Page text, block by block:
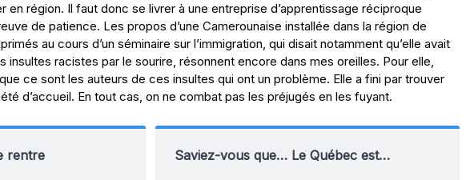
en région. Il faut donc se livrer à une entreprise d’apprentissage réciproque
de patience. Les propos d’une Camerounaise installée dans la région de
au cours d’un séminaire sur l’immigration, qui disait notamment qu’elle avait
insultes racistes par le sourire, résonnent encore dans mes oreilles. Pour elle,
ce sont les auteurs de ces insultes qui ont un problème. Elle a fini par trouver
d’accueil. En tout cas, on ne combat pas les préjugés en les fuyant.
rentre Saviez-vous que… Le Québec est…